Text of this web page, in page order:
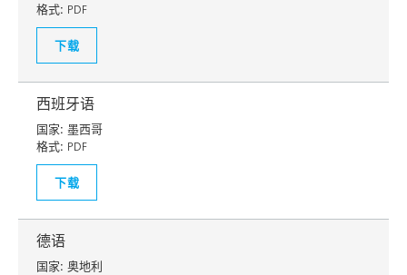
格式: PDF
下载
西班牙语
国家: 墨西哥
格式: PDF
下载
德语
国家: 奥地利